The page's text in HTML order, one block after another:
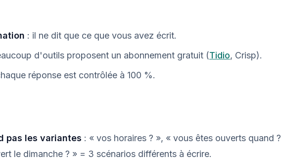
: il ne dit que ce que vous avez écrit.
d'outils proposent un abonnement gratuit (Tidio, Crisp).
réponse est contrôlée à 100 %.
pas les variantes : « vos horaires ? », « vous êtes ouverts quand ?
le dimanche ? » = 3 scénarios différents à écrire.